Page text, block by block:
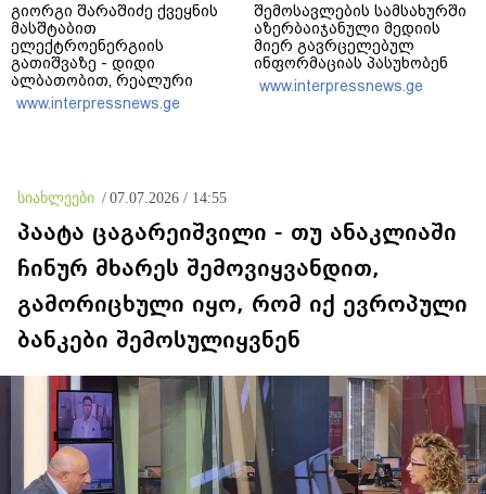
გიორგი შარაშიძე ქვეყნის
მასშტაბით
ელექტროენერგიის
გათიშვაზე - დიდი
ალბათობით, რეალური
მიზეზი იმდენად მძიმეა,
რომ ნებისმიერი სხვა
www.interpressnews.ge
შემოსავლების სამსახურში
აზერბაიჯანული მედიის
მიერ გავრცელებულ
ინფორმაციას პასუხობენ
www.interpressnews.ge
სიახლეები / 07.07.2026 / 14:55
პაატა ცაგარეიშვილი - თუ ანაკლიაში
ჩინურ მხარეს შემოვიყვანდით,
გამორიცხული იყო, რომ იქ ევროპული
ბანკები შემოსულიყვნენ